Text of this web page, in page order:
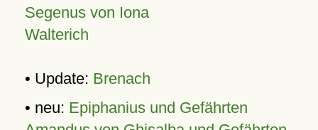
Segenus von Iona
Walterich
• Update: Brenach
• neu: Epiphanius und Gefährten